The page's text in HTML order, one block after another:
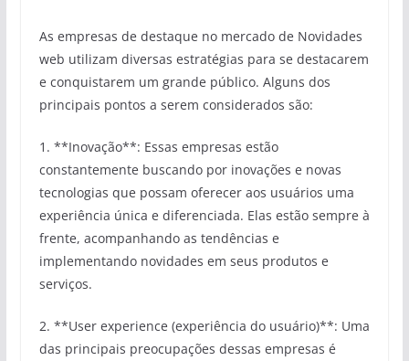
As empresas de destaque no mercado de Novidades
web utilizam diversas estratégias para se destacarem
e conquistarem um grande público. Alguns dos
principais pontos a serem considerados são:
1. **Inovação**: Essas empresas estão
constantemente buscando por inovações e novas
tecnologias que possam oferecer aos usuários uma
experiência única e diferenciada. Elas estão sempre à
frente, acompanhando as tendências e
implementando novidades em seus produtos e
serviços.
2. **User experience (experiência do usuário)**: Uma
das principais preocupações dessas empresas é